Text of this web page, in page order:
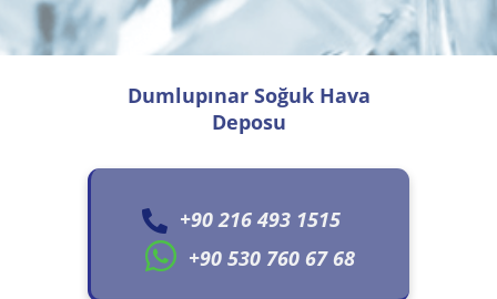
Dumlupınar Soğuk Hava
Deposu
+90 216 493 1515
+90 530 760 67 68